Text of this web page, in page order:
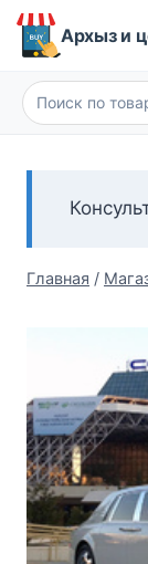
Перейти
Архыз и
Искать:
Главная /